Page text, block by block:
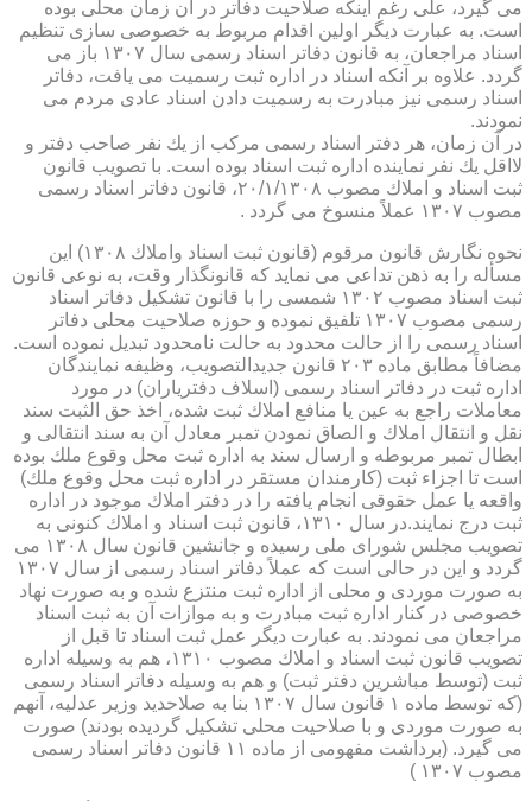
می گیرد، علی رغم اینكه صلاحیت دفاتر در آن زمان محلی بوده
است. به عبارت دیگر اولین اقدام مربوط به خصوصی سازی تنظیم
اسناد مراجعان، به قانون دفاتر اسناد رسمی سال ۱۳۰۷ باز می
گردد. علاوه بر آنكه اسناد در اداره ثبت رسمیت می یافت، دفاتر
اسناد رسمی نیز مبادرت به رسمیت دادن اسناد عادی مردم می
نمودند.
در آن زمان، هر دفتر اسناد رسمی مركب از یك نفر صاحب دفتر و
لااقل یك نفر نماینده اداره ثبت اسناد بوده است. با تصویب قانون
ثبت اسناد و املاك مصوب ۲۰/۱/۱۳۰۸، قانون دفاتر اسناد رسمی
مصوب ۱۳۰۷ عملاً منسوخ می گردد .
نحوه نگارش قانون مرقوم (قانون ثبت اسناد واملاك ۱۳۰۸) این
مسأله را به ذهن تداعی می نماید كه قانونگذار وقت، به نوعی قانون
ثبت اسناد مصوب ۱۳۰۲ شمسی را با قانون تشكیل دفاتر اسناد
رسمی مصوب ۱۳۰۷ تلفیق نموده و حوزه صلاحیت محلی دفاتر
اسناد رسمی را از حالت محدود به حالت نامحدود تبدیل نموده است.
مضافاً مطابق ماده ۲۰۳ قانون جدیدالتصویب، وظیفه نمایندگان
اداره ثبت در دفاتر اسناد رسمی (اسلاف دفتریاران) در مورد
معاملات راجع به عین یا منافع املاك ثبت شده، اخذ حق الثبت سند
نقل و انتقال املاك و الصاق نمودن تمبر معادل آن به سند انتقالی و
ابطال تمبر مربوطه و ارسال سند به اداره ثبت محل وقوع ملك بوده
است تا اجزاء ثبت (كارمندان مستقر در اداره ثبت محل وقوع ملك)
واقعه یا عمل حقوقی انجام یافته را در دفتر املاك موجود در اداره
ثبت درج نمایند.در سال ۱۳۱۰، قانون ثبت اسناد و املاك كنونی به
تصویب مجلس شورای ملی رسیده و جانشین قانون سال ۱۳۰۸ می
گردد و این در حالی است كه عملاً دفاتر اسناد رسمی از سال ۱۳۰۷
به صورت موردی و محلی از اداره ثبت منتزع شده و به صورت نهاد
خصوصی در كنار اداره ثبت مبادرت و به موازات آن به ثبت اسناد
مراجعان می نمودند. به عبارت دیگر عمل ثبت اسناد تا قبل از
تصویب قانون ثبت اسناد و املاك مصوب ۱۳۱۰، هم به وسیله اداره
ثبت (توسط مباشرین دفتر ثبت) و هم به وسیله دفاتر اسناد رسمی
(كه توسط ماده ۱ قانون سال ۱۳۰۷ بنا به صلاحدید وزیر عدلیه، آنهم
به صورت موردی و با صلاحیت محلی تشكیل گردیده بودند) صورت
می گیرد. (برداشت مفهومی از ماده ۱۱ قانون دفاتر اسناد رسمی
مصوب ۱۳۰۷ )